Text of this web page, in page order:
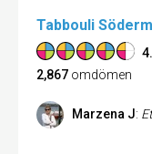
Tabbouli
2,867 omdömen
Marzena J: Ett